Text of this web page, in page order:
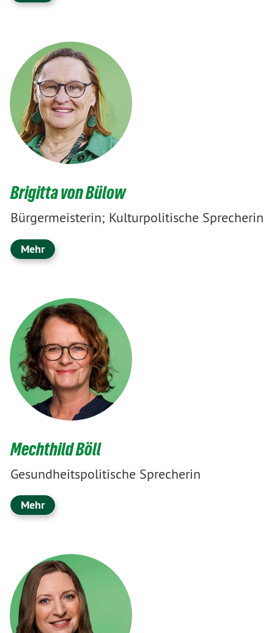
Brigitta von Bülow
Bürgermeisterin; Kulturpolitische Sprecherin
Mehr
Mechthild Böll
Gesundheitspolitische Sprecherin
Mehr